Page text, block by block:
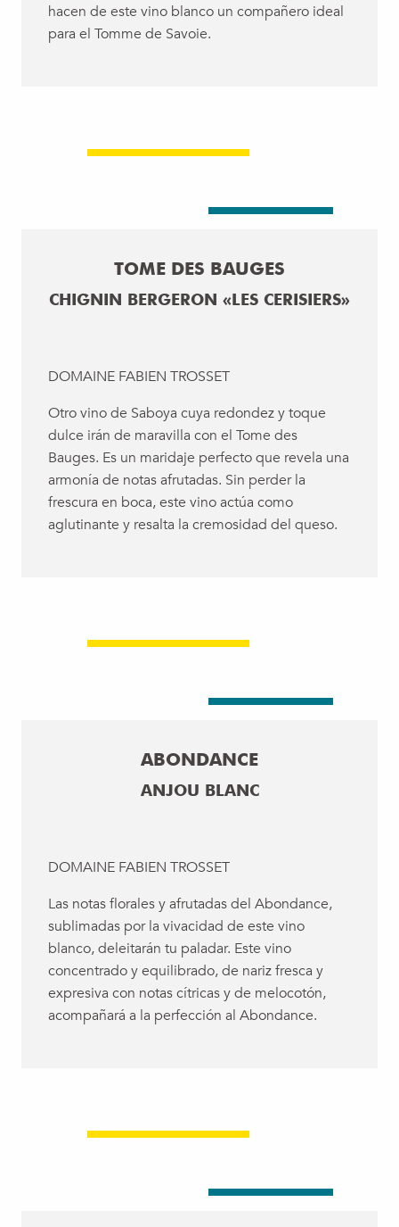
hacen de este vino blanco un compañero ideal
para el Tomme de Savoie.
TOME DES BAUGES
CHIGNIN BERGERON «LES CERISIERS»
DOMAINE FABIEN TROSSET
Otro vino de Saboya cuya redondez y toque
dulce irán de maravilla con el Tome des
Bauges. Es un maridaje perfecto que revela una
armonía de notas afrutadas. Sin perder la
frescura en boca, este vino actúa como
aglutinante y resalta la cremosidad del queso.
ABONDANCE
ANJOU BLANC
DOMAINE FABIEN TROSSET
Las notas florales y afrutadas del Abondance,
sublimadas por la vivacidad de este vino
blanco, deleitarán tu paladar. Este vino
concentrado y equilibrado, de nariz fresca y
expresiva con notas cítricas y de melocotón,
acompañará a la perfección al Abondance.